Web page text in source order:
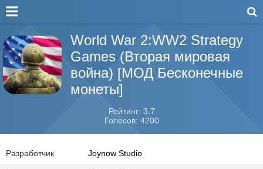
World War 2:WW2 Strategy
Games (Вторая мировая
война) [МОД Бесконечные
монеты]
Рейтинг: 3.7
Голосов: 4200
Разработчик Joynow Studio